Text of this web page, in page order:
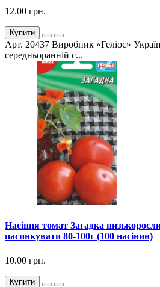
12.00 грн.
Купити
Арт. 20437 Виробник «Геліос»
середньоранній с...
Насіння томат Загадка
пасинкувати 80-100г (100 насінин)
10.00 грн.
Купити